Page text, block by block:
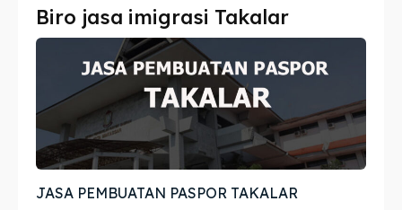
Imta
Legalisir
Apostille
Penerjemah
Asuransi
Imta
Legalisir
Apostille
Penerjemah
Asuransi
Biro jasa imigrasi Takalar
JASA PEMBUATAN PASPOR TAKALAR